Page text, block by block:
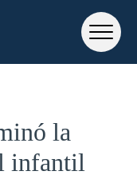
la
infantil